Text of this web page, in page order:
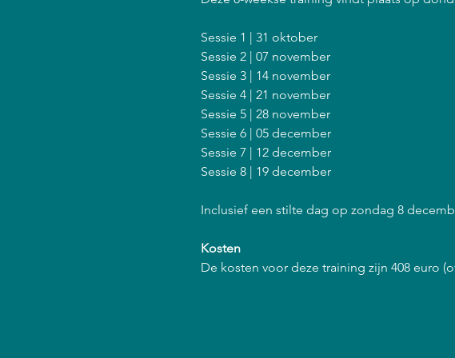
Sessie 1 | 31 oktober
Sessie 2 | 07 november
Sessie 3 | 14 november
Sessie 4 | 21 november
Sessie 5 | 28 november
Sessie 6 | 05 december
Sessie 7 | 12 december
Sessie 8 | 19 december
Inclusief een stilte dag op zondag 8
Kosten
De kosten voor deze training zijn 408 euro